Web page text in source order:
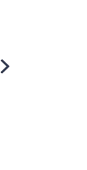
Scroll